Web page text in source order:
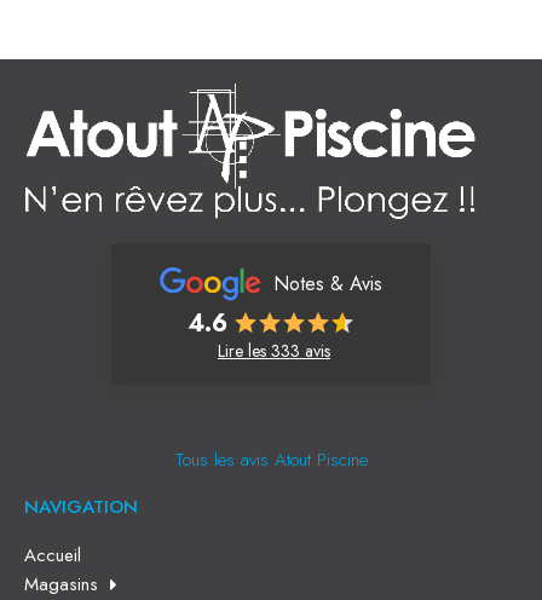
Notes & Avis
4.6
Lire les 333 avis
Tous les avis Atout Piscine
NAVIGATION
Accueil
Magasins